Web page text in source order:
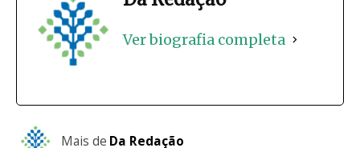
Ver biografia completa
Mais de Da Redação